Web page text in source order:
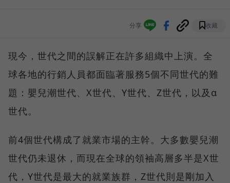
分享 收藏
現今，世代之間的誤解正在許多組織中上演。全
球各地的行銷人員都面臨著服務5個不同世代的難
題：嬰兒潮世代、X世代、Y世代、Z世代，以及α
世代。
前4個世代構成了就業市場的主幹。大多數嬰兒潮
世代仍未退休，而現在全球的領袖高層多半是X世
代，Y世代是最大的就業族群，Z世代則是剛加入